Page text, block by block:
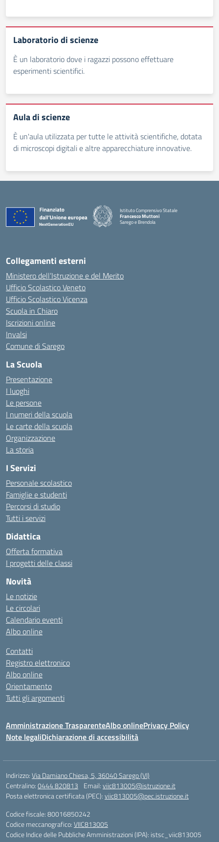
Laboratorio di scienze
È un laboratorio dove i ragazzi possono effettuare
esperimenti scientifici.
Aula di scienze
È un'aula utilizzata per tutte le attività scientifiche, dotata
di microscopi digitali e altre apparecchiature innovative.
Istituto Comprensivo Statale
Francesco Muttoni
Sarego e Brendola
— Visita la pagina iniziale della scuola
Collegamenti esterni
Ministero dell’Istruzione e del Merito
Ufficio Scolastico Veneto
Ufficio Scolastico Vicenza
Scuola in Chiaro
Iscrizioni online
Invalsi
Comune di Sarego
La Scuola
Presentazione
I luoghi
Le persone
I numeri della scuola
Le carte della scuola
Organizzazione
La storia
I Servizi
Personale scolastico
Famiglie e studenti
Percorsi di studio
Tutti i servizi
Didattica
Offerta formativa
I progetti delle classi
Novità
Le notizie
Le circolari
Calendario eventi
Albo online
Contatti
Registro elettronico
Albo online
Orientamento
Tutti gli argomenti
Amministrazione TrasparenteAlbo onlinePrivacy Policy
Note legaliDichiarazione di accessibilità
Indirizzo:Via Damiano Chiesa, 5, 36040 Sarego (VI)
Centralino:0444 820813 Email:viic813005@istruzione.it
Posta elettronica certificata (PEC):viic813005@pec.istruzione.it
Codice fiscale: 80016850242
Codice meccanografico:VIIC813005
Codice Indice delle Pubbliche Amministrazioni (IPA): istsc_viic813005